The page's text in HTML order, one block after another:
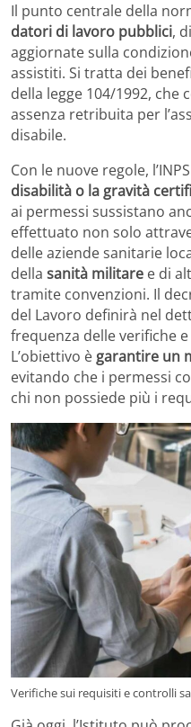
Il punto centrale della
datori di lavoro pubblici,
aggiornate sulla
assistiti. Si tratta dei
della legge 104/1992, che
assenza retribuita per
disabile.
Con le nuove regole,
disabilità o la gravità
ai permessi sussistano
effettuato non solo
delle aziende sanitarie
della sanità militare e di
tramite convenzioni. Il
del Lavoro definirà nel
frequenza delle verifiche
L’obiettivo è garantire un
evitando che i permessi
chi non possiede più i
Verifiche sui requisiti e controlli